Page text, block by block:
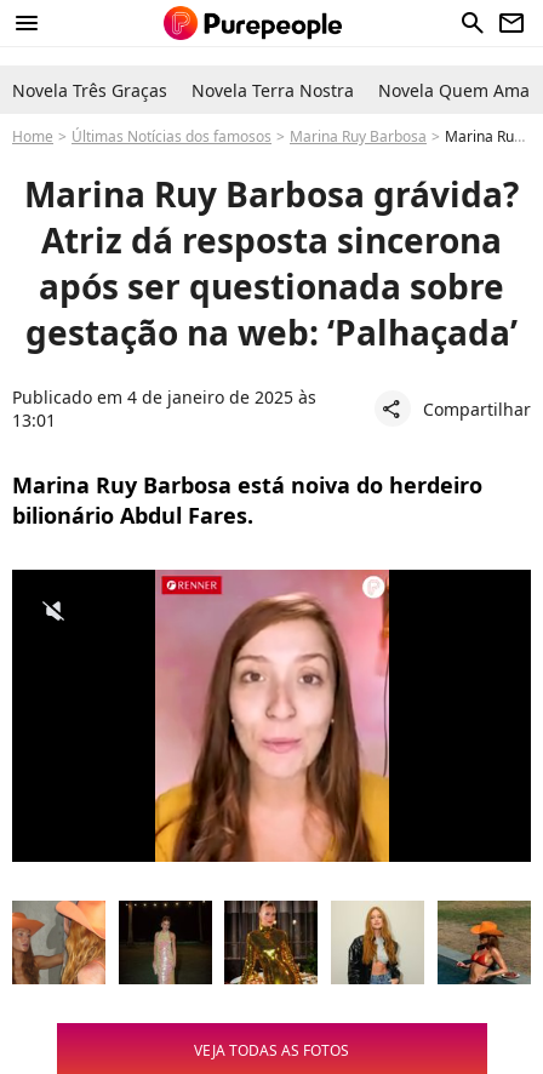
menu search newsletter
Novela Três Graças Novela Terra Nostra Novela Quem Ama
Home Últimas Notícias dos famosos Marina Ruy Barbosa Marina Ruy Barbosa grávida? Atriz dá resposta sincerona após ser questionada sobre gestação na web
Marina Ruy Barbosa grávida?
Atriz dá resposta sincerona
após ser questionada sobre
gestação na web: ‘Palhaçada’
Publicado em 4 de janeiro de 2025 às
13:01
share Compartilhar
Marina Ruy Barbosa está noiva do herdeiro
bilionário Abdul Fares.
VEJA TODAS AS FOTOS